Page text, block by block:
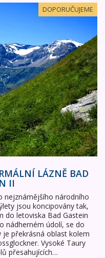
DOPORUČUJEME
Bad Gastein II
LÁZNĚ BAD
II
nejznámějšího národního
jsou koncipovány tak,
do letoviska Bad Gastein
nádherném údolí, se do
je překrásná oblast kolem
Vysoké Taury
přesahujících…